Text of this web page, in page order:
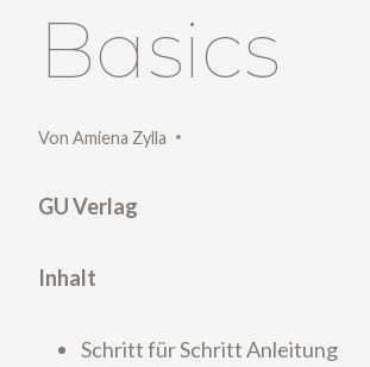
Basics
Von Amiena Zylla
GU Verlag
Inhalt
Schritt für Schritt Anleitung